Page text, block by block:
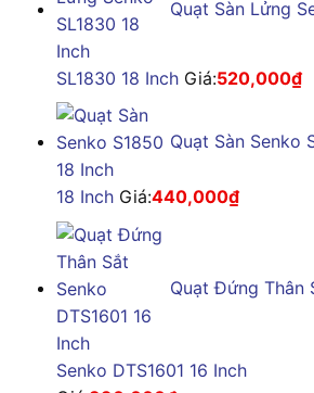
Quạt Sàn Lửng
SL1830 18 Inch Giá:520,000₫
Quạt Sàn Senko
18 Inch Giá:440,000₫
Quạt Đứng Thân
Senko DTS1601 16 Inch